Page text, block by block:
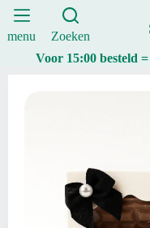
Ga
naar
demenu
Zoeken
Voor 15:00 besteld
aantal